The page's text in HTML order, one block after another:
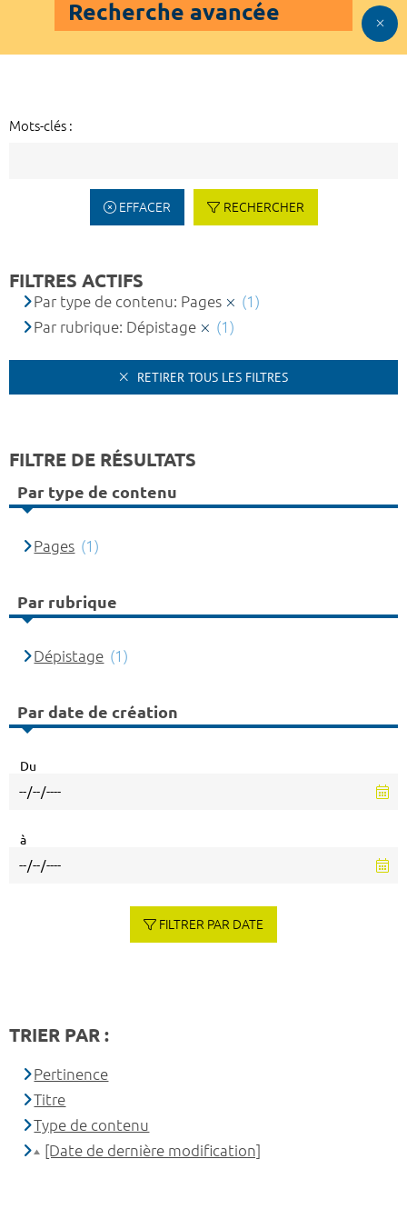
Recherche avancée
Mots-clés :
EFFACER RECHERCHER
FILTRES ACTIFS
Par type de contenu: Pages
(1)
Par rubrique: Dépistage
(1)
RETIRER TOUS LES FILTRES
FILTRE DE RÉSULTATS
Par type de contenu
Pages (1)
Par rubrique
Dépistage (1)
Par date de création
Du
à
FILTRER PAR DATE
TRIER PAR :
Pertinence
Titre
Type de contenu
[Date de dernière modification]